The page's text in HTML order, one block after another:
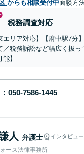
からも相談受付中面談方
税務調査対応
エリア対応】【府中駅7
／税務訴訟など幅広く扱
】
人 弁護士 インタビュ
ース法律事務所